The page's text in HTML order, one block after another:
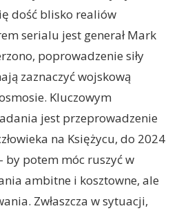
dość blisko realiów
serialu jest generał Mark
poprowadzenie siły
zaznaczyć wojskową
Kluczowym
jest przeprowadzenie
na Księżycu, do 2024
by potem móc ruszyć w
ambitne i kosztowne, ale
Zwłaszcza w sytuacji,